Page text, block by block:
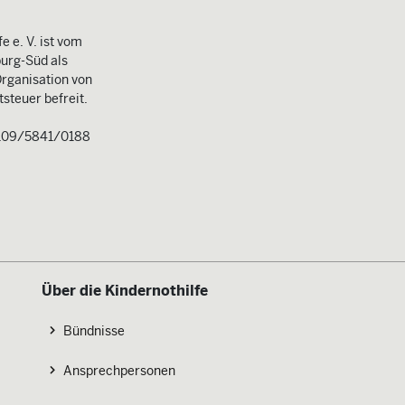
e. V. ist vom
Süd als
von
befreit.
5841/0188
Über die Kindernothilfe
Bündnisse
Ansprechpersonen